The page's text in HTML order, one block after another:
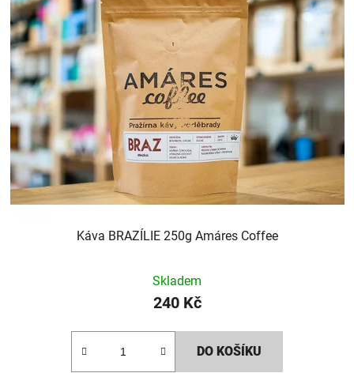
Káva BRAZÍLIE 250g Amáres Coffee
Skladem
240 Kč
DO KOŠÍKU